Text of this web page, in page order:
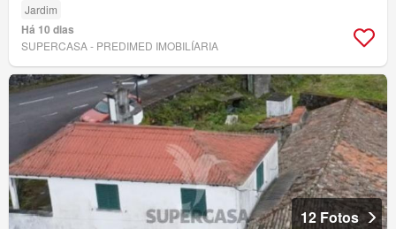
Jardim
Há 10 dias
SUPERCASA - PREDIMED IMOBILÍARIA
12 Fotos